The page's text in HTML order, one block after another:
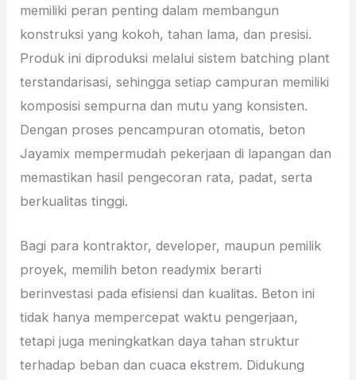
memiliki peran penting dalam membangun
konstruksi yang kokoh, tahan lama, dan presisi.
Produk ini diproduksi melalui sistem batching plant
terstandarisasi, sehingga setiap campuran memiliki
komposisi sempurna dan mutu yang konsisten.
Dengan proses pencampuran otomatis, beton
Jayamix mempermudah pekerjaan di lapangan dan
memastikan hasil pengecoran rata, padat, serta
berkualitas tinggi.
Bagi para kontraktor, developer, maupun pemilik
proyek, memilih beton readymix berarti
berinvestasi pada efisiensi dan kualitas. Beton ini
tidak hanya mempercepat waktu pengerjaan,
tetapi juga meningkatkan daya tahan struktur
terhadap beban dan cuaca ekstrem. Didukung